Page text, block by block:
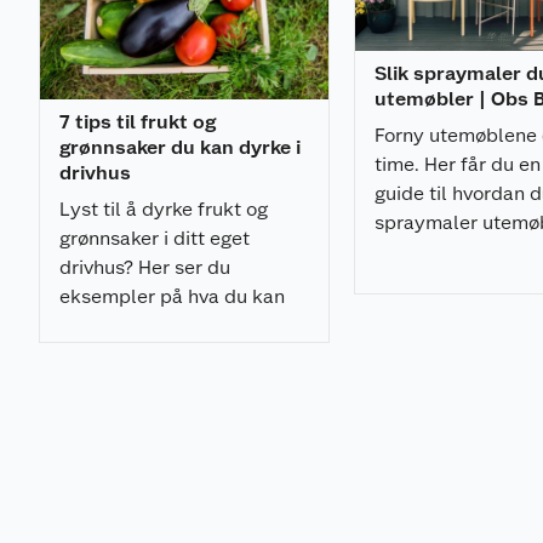
byggetid.
Leveres som byggesett inkludert skyvedører og
Hagestuen leveres ubehandlet, og vi anbefaler
utvendig og innvendig umiddelbart etter
Dimensjoner
Utv. mål: 285x291 cm
Skyvedører: Alu+Glass 4 mm herdet
Takbord: 19 mm
Takvinkel: 1,0˚
medfølgende monteringsveilledningen dersom
7 tips til frukt og
grønnsaker du kan dyrke i
drivhus
Lyst til å dyrke frukt og
grønnsaker i ditt eget
drivhus? Her ser du
eksempler på hva du kan
Slik spraymaler
utemøbler | Obs
Forny utemøblene
time. Her får du
guide til hvordan
spraymaler